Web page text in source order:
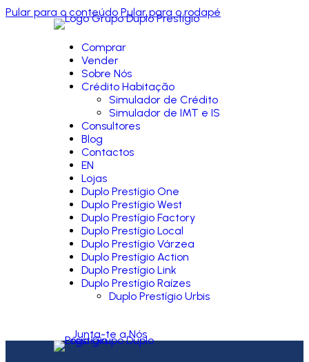
Pular para o conteúdo Pular para o rodapé
Comprar
Vender
Sobre Nós
Crédito Habitação
Simulador de Crédito
Simulador de IMT e IS
Consultores
Blog
Contactos
EN
Lojas
Duplo Prestígio One
Duplo Prestígio West
Duplo Prestígio Factory
Duplo Prestígio Local
Duplo Prestígio Várzea
Duplo Prestígio Action
Duplo Prestígio Link
Duplo Prestígio Raízes
Duplo Prestígio Urbis
Junta-te a Nós